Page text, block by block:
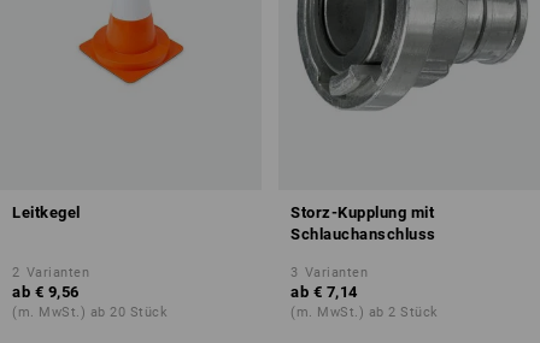
Leitkegel
2 Varianten
ab € 9,56
(m. MwSt.) ab 20 Stück
Storz-Kupplung mit
Schlauchanschluss
3 Varianten
ab € 7,14
(m. MwSt.) ab 2 Stück